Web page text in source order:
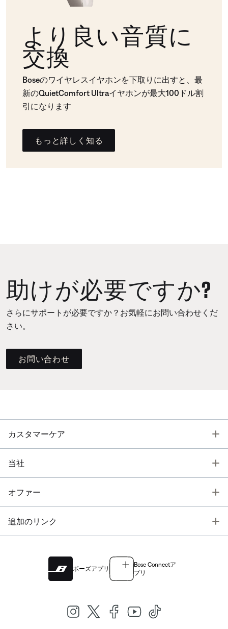
より良い音質に
交換
Boseのワイヤレスイヤホンを下取りに出すと、最
新のQuietComfort Ultraイヤホンが最大100ドル割
引になります
もっと詳しく知る
助けが必要ですか?
さらにサポートが必要ですか？お気軽にお問い合わせくだ
さい。
お問い合わせ
カスタマーケア
当社
オファー
追加のリンク
ボーズアプリ
Bose Connectア
プリ